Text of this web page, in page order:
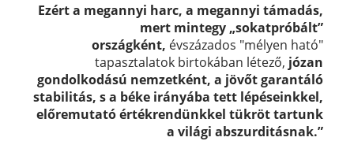
Ezért a megannyi harc, a megannyi támadás,
mert mintegy „sokatpróbált”
országként, évszázados "mélyen ható"
tapasztalatok birtokában létező, józan
gondolkodású nemzetként, a jövőt garantáló
stabilitás, s a béke irányába tett lépéseinkkel,
előremutató értékrendünkkel tükröt tartunk
a világi abszurditásnak.”